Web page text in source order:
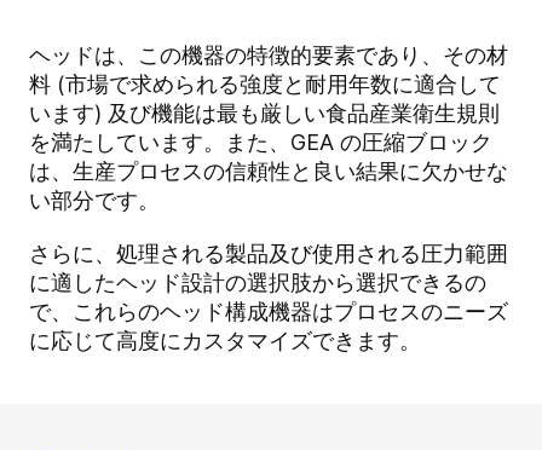
ヘッドは、この機器の特徴的要素であり、その材
料 (市場で求められる強度と耐用年数に適合して
います) 及び機能は最も厳しい食品産業衛生規則
を満たしています。また、GEA の圧縮ブロック
は、生産プロセスの信頼性と良い結果に欠かせな
い部分です。
さらに、処理される製品及び使用される圧力範囲
に適したヘッド設計の選択肢から選択できるの
で、これらのヘッド構成機器はプロセスのニーズ
に応じて高度にカスタマイズできます。